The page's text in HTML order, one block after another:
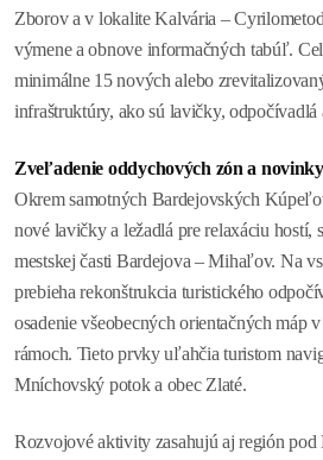
Zborov a v lokalite Kalvária –
výmene a obnove informačných tabúľ.
minimálne 15 nových alebo
infraštruktúry, ako sú lavičky, odpočívadlá
Zveľadenie oddychových zón a
Okrem samotných Bardejovských
nové lavičky a ležadlá pre relaxáciu hostí,
mestskej časti Bardejova – Mihaľov. Na
prebieha rekonštrukcia turistického
osadenie všeobecných orientačných máp
rámoch. Tieto prvky uľahčia turistom
Mníchovský potok a obec Zlaté.
Rozvojové aktivity zasahujú aj región